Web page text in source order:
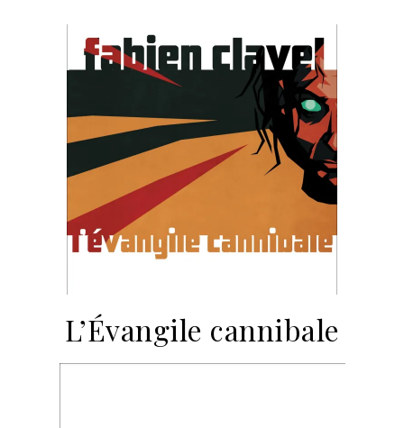
L’Évangile cannibale